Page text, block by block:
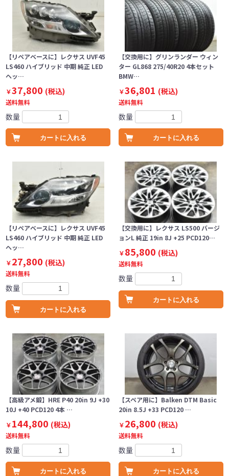
【リペアベースに】レクサス UVF45
LS460 ハイブリッド 中期 純正 LED
ヘッ…
￥37,800 (税込)
送料無料
数量
カートに入れる
【交換用に】グリンランダー ウィン
ター GL868 275/40R20 4本セット
BMW…
￥36,801 (税込)
送料無料
数量
カートに入れる
【リペアベースに】レクサス UVF45
LS460 ハイブリッド 中期 純正 LED
ヘッ…
￥27,800 (税込)
送料無料
数量
カートに入れる
【交換用に】レクサス LS500 バージ
ョンL 純正 19in 8J +25 PCD120…
￥85,800 (税込)
送料無料
数量
カートに入れる
【高級アメ鍛】HRE P40 20in 9J +30
10J +40 PCD120 4本 …
￥144,800 (税込)
送料無料
数量
カートに入れる
【スペア用に】Balken DTM Basic
20in 8.5J +33 PCD120 …
￥26,800 (税込)
送料無料
数量
カートに入れる